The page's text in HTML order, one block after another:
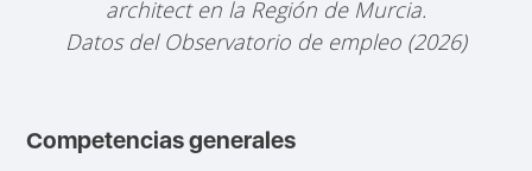
architect en la Región de Murcia.
Datos del Observatorio de empleo (2026)
Competencias generales